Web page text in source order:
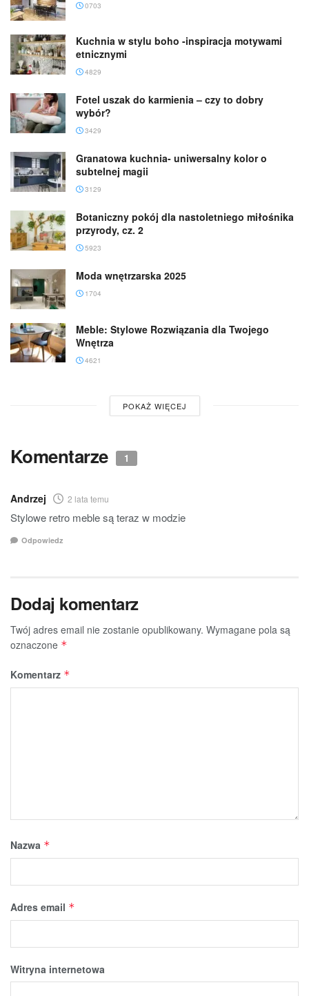
0703
Kuchnia w stylu boho -inspiracja motywami
etnicznymi
4829
Fotel uszak do karmienia – czy to dobry
wybór?
3429
Granatowa kuchnia- uniwersalny kolor o
subtelnej magii
3129
Botaniczny pokój dla nastoletniego miłośnika
przyrody, cz. 2
5923
Moda wnętrzarska 2025
1704
Meble: Stylowe Rozwiązania dla Twojego
Wnętrza
4621
POKAŻ WIĘCEJ
Komentarze 1
Andrzej 2 lata temu
Stylowe retro meble są teraz w modzie
Odpowiedz
Dodaj komentarz
Twój adres email nie zostanie opublikowany. Wymagane pola są
oznaczone *
Komentarz *
Nazwa *
Adres email *
Witryna internetowa